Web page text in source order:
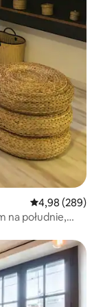
Średnia
4,98 (289)
na południe,